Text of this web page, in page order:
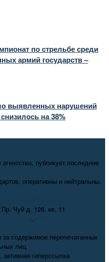
по стрельбе среди
армий государств –
выявленных нарушений
на 38%
публикует последние
оперативны и нейтральны.
Чуй д. 126, кв. 11
,
за содержимое перепечатанных
лиц.
гиперссылка